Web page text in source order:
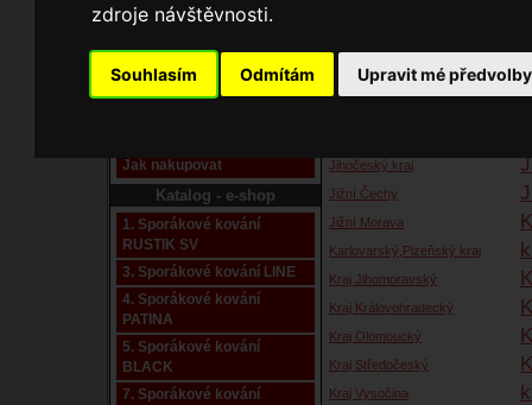
zdroje návštěvnosti.
Souhlasím Odmítám Upravit mé předvolby
Pracoviště laser
Nové pracoviště firmy
Jak nakupovat
Katalog - e-shop
1. Sporákové kování
RUSTIK SV
3. Sporákové kování LINE
4. Sporákové kování
PATINA
5. Sporákové kování
BLACK
7. Sporákové kování
celá Čr , středočeský kraj
Jihočeský kraj
Jižní Čechy
Jižní Morava
Karlovarský,Plzeňský kraj
Kraj Jihomoravský
Kraj Královohradecký
Kraj Olomoucký
Kraj Středočeský
Kraj Vysočina